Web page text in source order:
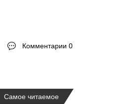
Комментарии 0
Самое читаемое